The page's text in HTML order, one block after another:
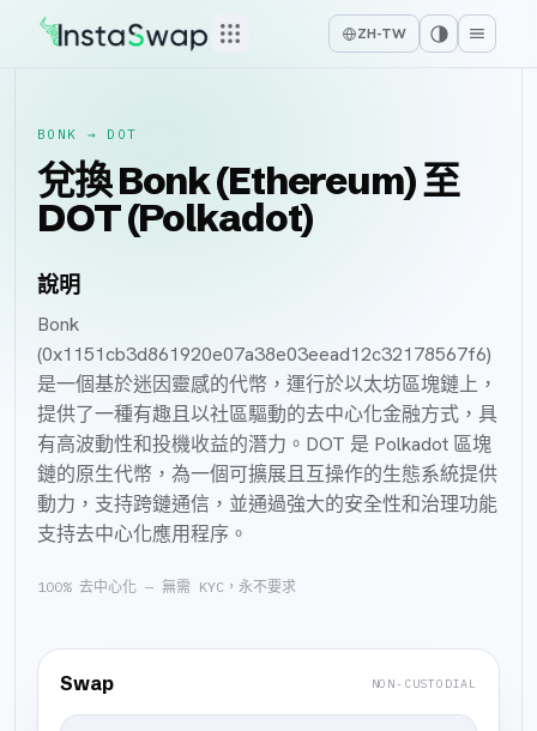
ZH-TW
BONK → DOT
兌換 Bonk (Ethereum) 至
DOT (Polkadot)
說明
Bonk
(0x1151cb3d861920e07a38e03eead12c32178567f6)
是一個基於迷因靈感的代幣，運行於以太坊區塊鏈上，
提供了一種有趣且以社區驅動的去中心化金融方式，具
有高波動性和投機收益的潛力。DOT 是 Polkadot 區塊
鏈的原生代幣，為一個可擴展且互操作的生態系統提供
動力，支持跨鏈通信，並通過強大的安全性和治理功能
支持去中心化應用程序。
100% 去中心化 — 無需 KYC，永不要求
Swap NON-CUSTODIAL